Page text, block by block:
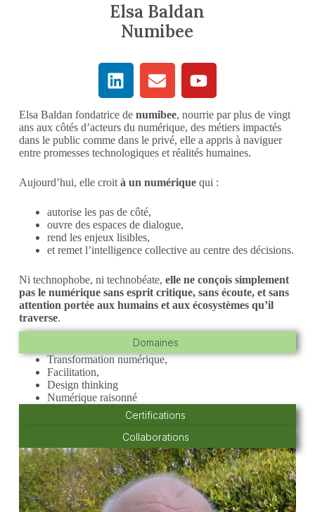
Elsa Baldan
Numibee
Elsa Baldan fondatrice de numibee, nourrie par plus de vingt
ans aux côtés d’acteurs du numérique, des métiers impactés
dans le public comme dans le privé, elle a appris à naviguer
entre promesses technologiques et réalités humaines.
Aujourd’hui, elle croità un numériquequi :
autorise les pas de côté,
ouvre des espaces de dialogue,
rend les enjeux lisibles,
et remet l’intelligence collective au centre des décisions.
Ni technophobe, ni technobéate, elle ne conçois simplement
pas le numérique sans esprit critique, sans écoute, et sans
attention portée aux humains et aux écosystèmes qu’il
traverse.
Domaines
Certifications
Collaborations
Transformation numérique,
Facilitation,
Design thinking
Numérique raisonné